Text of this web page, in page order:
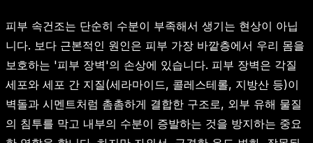
피부 속건조는 단순히 수분이 부족해서 생기는 현상이 아닙
니다. 보다 근본적인 원인은 피부 가장 바깥층에서 우리 몸을
보호하는 '피부 장벽'의 손상에 있습니다. 피부 장벽은 각질
세포와 세포 간 지질(세라마이드, 콜레스테롤, 지방산 등)이
벽돌과 시멘트처럼 촘촘하게 결합한 구조로, 외부 유해 물질
의 침투를 막고 내부의 수분이 증발하는 것을 방지하는 중요